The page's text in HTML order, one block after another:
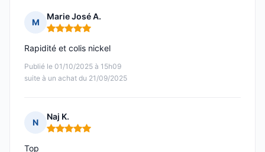
M
Marie José A.
Note : 5 sur 5
Publié le 01/10/2025 à 15h09
suite à un achat du 21/09/2025
Rapidité et colis nickel
N
Naj K.
Note : 5 sur 5
Top